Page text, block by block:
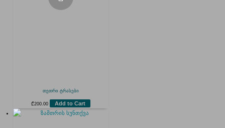
თეთრი ტრასები
₾200.00 Add to Cart